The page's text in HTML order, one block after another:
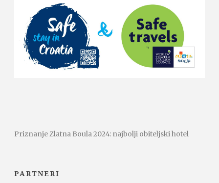
Priznanje Zlatna Boula 2024: najbolji obiteljski hotel
PARTNERI